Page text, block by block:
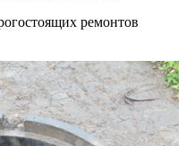
ремонтов